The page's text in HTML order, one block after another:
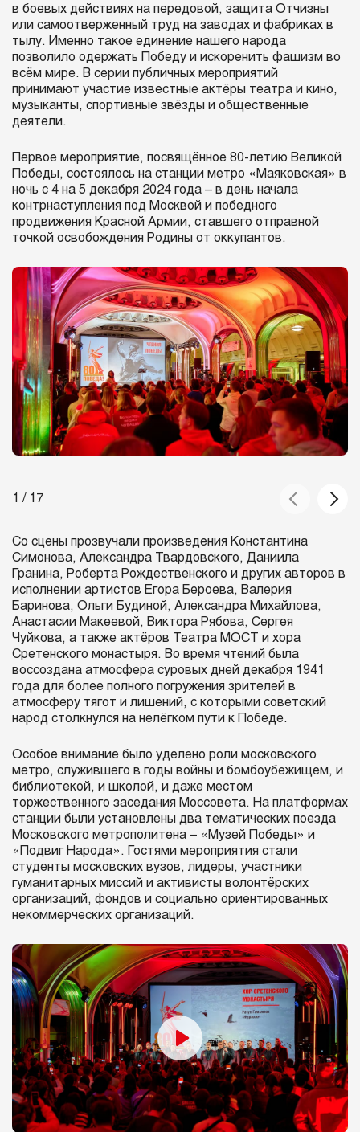
в боевых действиях на передовой, защита Отчизны
или самоотверженный труд на заводах и фабриках в
тылу. Именно такое единение нашего народа
позволило одержать Победу и искоренить фашизм во
всём мире. В серии публичных мероприятий
принимают участие известные актёры театра и кино,
музыканты, спортивные звёзды и общественные
деятели.
Первое мероприятие, посвящённое 80-летию Великой
Победы, состоялось на станции метро «Маяковская» в
ночь с 4 на 5 декабря 2024 года – в день начала
контрнаступления под Москвой и победного
продвижения Красной Армии, ставшего отправной
точкой освобождения Родины от оккупантов.
1 / 17
Со сцены прозвучали произведения Константина
Симонова, Александра Твардовского, Даниила
Гранина, Роберта Рождественского и других авторов в
исполнении артистов Егора Бероева, Валерия
Баринова, Ольги Будиной, Александра Михайлова,
Анастасии Макеевой, Виктора Рябова, Сергея
Чуйкова, а также актёров Театра МОСТ и хора
Сретенского монастыря. Во время чтений была
воссоздана атмосфера суровых дней декабря 1941
года для более полного погружения зрителей в
атмосферу тягот и лишений, с которыми советский
народ столкнулся на нелёгком пути к Победе.
Особое внимание было уделено роли московского
метро, служившего в годы войны и бомбоубежищем, и
библиотекой, и школой, и даже местом
торжественного заседания Моссовета. На платформах
станции были установлены два тематических поезда
Московского метрополитена – «Музей Победы» и
«Подвиг Народа». Гостями мероприятия стали
студенты московских вузов, лидеры, участники
гуманитарных миссий и активисты волонтёрских
организаций, фондов и социально ориентированных
некоммерческих организаций.